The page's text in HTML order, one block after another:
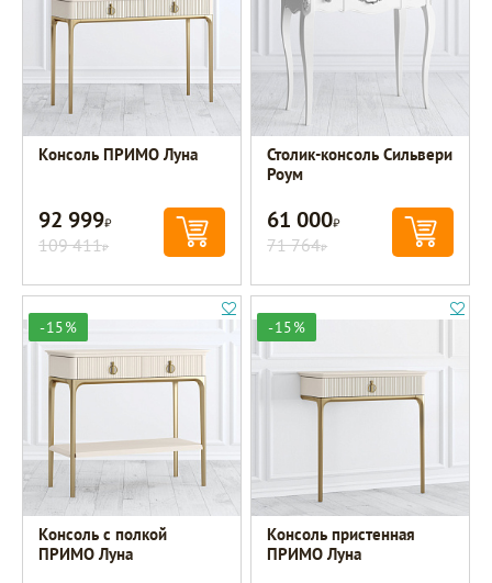
Консоль ПРИМО Луна
92 999Р
109 411Р
Столик-консоль Сильвери
Роум
61 000Р
71 764Р
-15%
Консоль с полкой
ПРИМО Луна
-15%
Консоль пристенная
ПРИМО Луна